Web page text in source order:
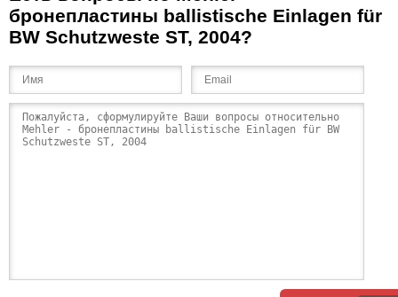
бронепластины ballistische Einlagen für
BW Schutzweste ST, 2004?